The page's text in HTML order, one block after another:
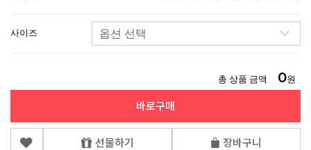
사이즈
총 상품 금액 0원
바로구매
선물하기 장바구니